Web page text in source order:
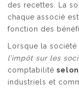
des recettes. La
chaque associé
fonction des
Lorsque la
l’impôt sur les
comptabilité
industriels et